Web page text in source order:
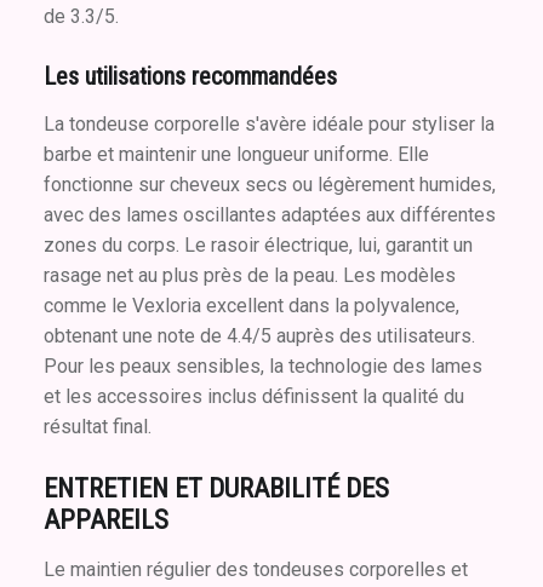
de 3.3/5.
Les utilisations recommandées
La tondeuse corporelle s'avère idéale pour styliser la
barbe et maintenir une longueur uniforme. Elle
fonctionne sur cheveux secs ou légèrement humides,
avec des lames oscillantes adaptées aux différentes
zones du corps. Le rasoir électrique, lui, garantit un
rasage net au plus près de la peau. Les modèles
comme le Vexloria excellent dans la polyvalence,
obtenant une note de 4.4/5 auprès des utilisateurs.
Pour les peaux sensibles, la technologie des lames
et les accessoires inclus définissent la qualité du
résultat final.
ENTRETIEN ET DURABILITÉ DES
APPAREILS
Le maintien régulier des tondeuses corporelles et